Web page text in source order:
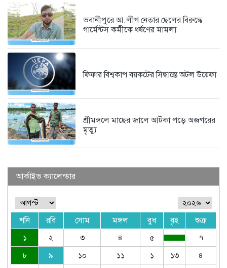
ভবানীপুরে আ.লীগ নেতার ছেলের বিরুদ্ধে
গার্মেন্টস কর্মীকে ধর্ষণের মামলা
ফিফার বিশ্বকাপ বয়কটের সিদ্ধান্তে অটল উয়েফা
শ্রীমঙ্গলে মাছের জালে আটকা পড়ে অজগরের
মৃত্যু
আর্কাইভ ক্যালেন্ডার
শনি রবি সোম মঙ্গল বুধ বৃহ শুক্র
১ ২ ৩ ৪ ৫
৭
৮
৯ ১০ ১১ ১ ১৩
৪